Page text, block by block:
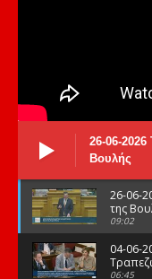
26-06-
Βουλής
26-06-
της
09:02
04-06-
Φορέων
06:45